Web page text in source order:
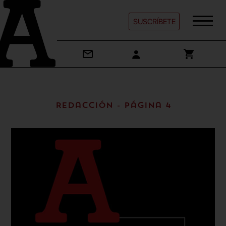
SUSCRÍBETE
Redacción - Página 4